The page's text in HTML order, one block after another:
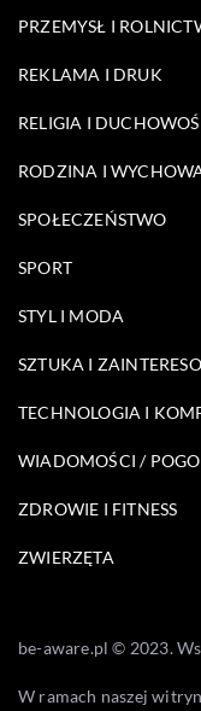
PRZEMYSŁ I
REKLAMA I DRUK
RELIGIA I
RODZINA I
SPOŁECZEŃSTWO
SPORT
STYL I MODA
SZTUKA I
TECHNOLOGIA I
WIADOMOŚCI /
ZDROWIE I FITNESS
ZWIERZĘTA
be-aware.pl © 2023.
W ramach naszej